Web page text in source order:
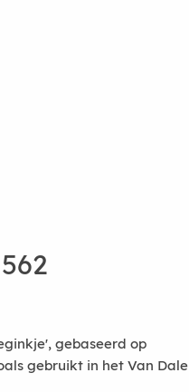
gebaseerd op
gebruikt in het Van Dale